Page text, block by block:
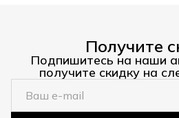
Получите
Подпишитесь на наши
получите скидку на